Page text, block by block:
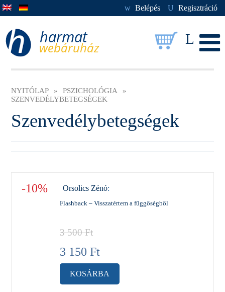
w Belépés U Regisztráció
L
NYITÓLAP » PSZICHOLÓGIA
»
SZENVEDÉLYBETEGSÉGEK
Szenvedélybetegségek
-10% Orsolics Zénó:
Flashback – Visszatértem a függőségből
3 500Ft
3 150 Ft
KOSÁRBA